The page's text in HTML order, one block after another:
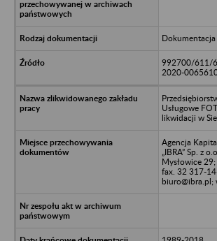
992700/611/
2020-
Usługowe
likwidacji w
Agencja
„IBRA” Sp. z
Mysłowice
fax. 32 317-
biuro@ibra.pl;